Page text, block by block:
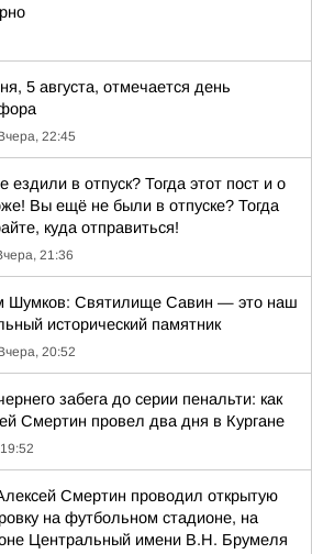
5 августа, отмечается день
22:45
ездили в отпуск? Тогда этот пост и о
Вы ещё не были в отпуске? Тогда
куда отправиться!
21:36
Шумков: Святилище Савин — это наш
исторический памятник
20:52
забега до серии пенальти: как
Смертин провел два дня в Кургане
Смертин проводил открытую
на футбольном стадионе, на
Центральный имени В.Н. Брумеля